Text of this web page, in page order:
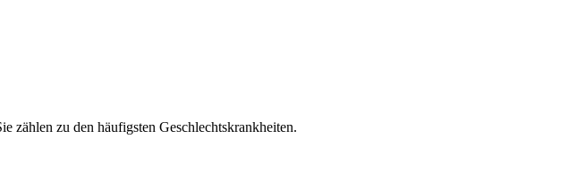
zählen zu den häufigsten Geschlechtskrankheiten.